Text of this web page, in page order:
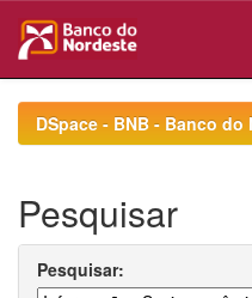
navigationDSpace - BNB - Banco
Pesquisar
Pesquisar: